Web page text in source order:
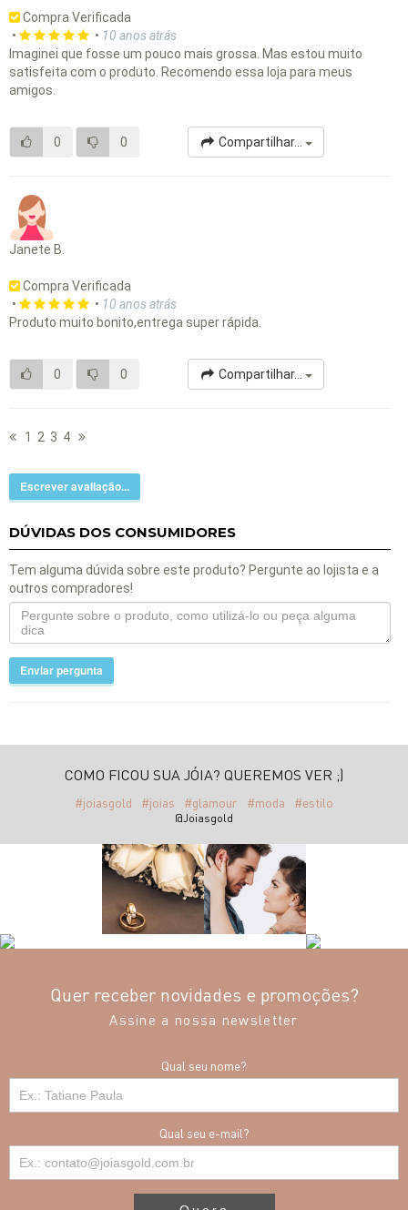
Compra Verificada
•
• 10 anos atrás
Imaginei que fosse um pouco mais grossa. Mas estou muito
satisfeita com o produto. Recomendo essa loja para meus
amigos.
0 0 Compartilhar...
Janete B.
Compra Verificada
•
• 10 anos atrás
Produto muito bonito,entrega super rápida.
0 0 Compartilhar...
1 2 3 4
Escrever avaliação...
DÚVIDAS DOS CONSUMIDORES
Tem alguma dúvida sobre este produto? Pergunte ao lojista e a
outros compradores!
Enviar pergunta
COMO FICOU SUA JÓIA? QUEREMOS VER ;)
#joiasgold #joias #glamour #moda #estilo
@Joiasgold
Quer receber novidades e promoções?
Assine a nossa newsletter
Qual seu nome?
Qual seu e-mail?